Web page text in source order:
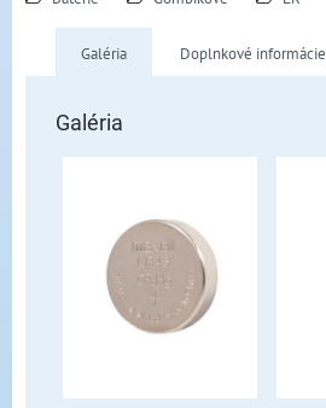
Galéria Doplnkové informácie
Galéria